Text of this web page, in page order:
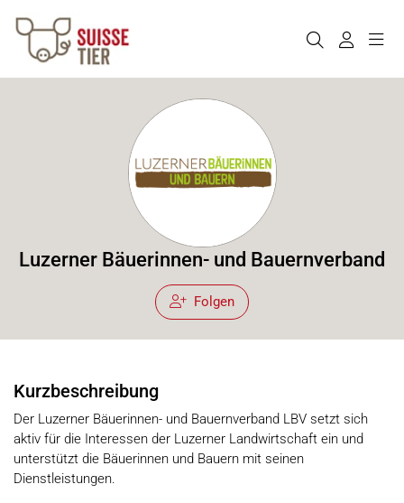
Luzerner Bäuerinnen- und Bauernverband
Folgen
Kurzbeschreibung
Der Luzerner Bäuerinnen- und Bauernverband LBV setzt sich
aktiv für die Interessen der Luzerner Landwirtschaft ein und
unterstützt die Bäuerinnen und Bauern mit seinen
Dienstleistungen.